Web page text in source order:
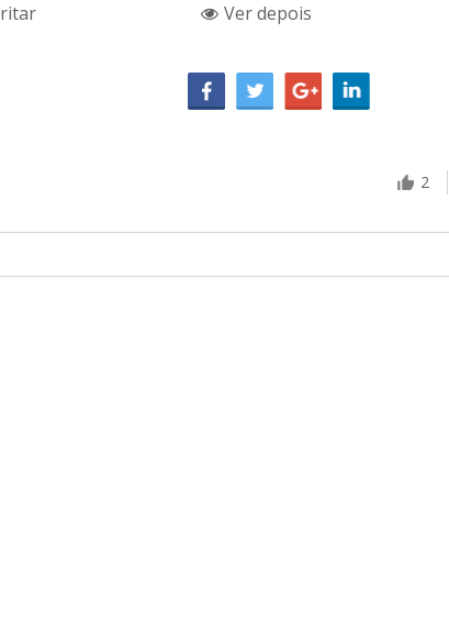
Ver depois
2